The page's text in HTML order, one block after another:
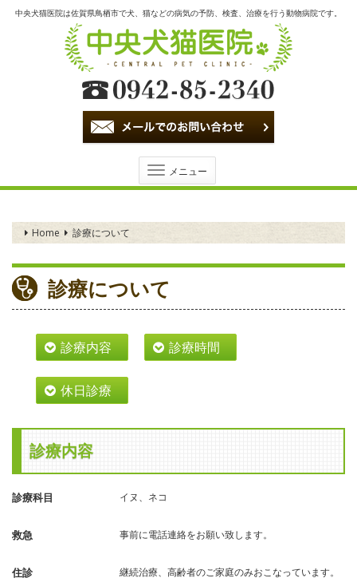
中央犬猫医院は佐賀県鳥栖市で犬、猫などの病気の予防、検査、治療を行う動物病院です。
Toggle
navigation
メニュー
Home 診療について
診療について
診療内容 診療時間
休日診療
診療内容
診療科目 イヌ、ネコ
救急 事前に電話連絡をお願い致します。
住診 継続治療、高齢者のご家庭のみおこなっています。